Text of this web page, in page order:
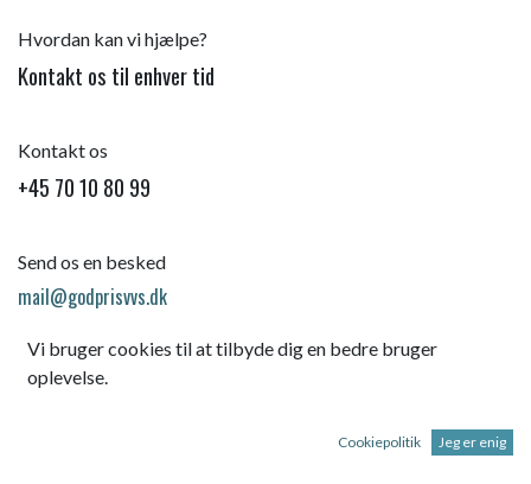
Hvordan kan vi hjælpe?
Kontakt os til enhver tid
Kontakt os
+45 70 10 80 99
Send os en besked
mail@godprisvvs.dk
Vi bruger cookies til at tilbyde dig en bedre bruger
oplevelse.
Cookiepolitik Jeg er enig